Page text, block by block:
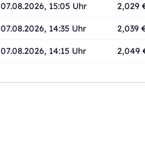
07.08.2026, 15:05 Uhr 2,029
07.08.2026, 14:35 Uhr 2,039
07.08.2026, 14:15 Uhr 2,049